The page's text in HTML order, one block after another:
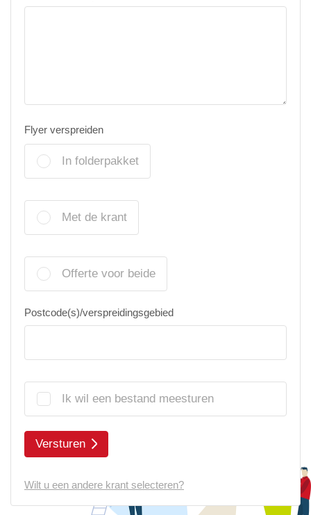
Flyer verspreiden
In folderpakket
Met de krant
Offerte voor beide
Postcode(s)/verspreidingsgebied
Ik wil een bestand meesturen
Versturen
Wilt u een andere krant selecteren?